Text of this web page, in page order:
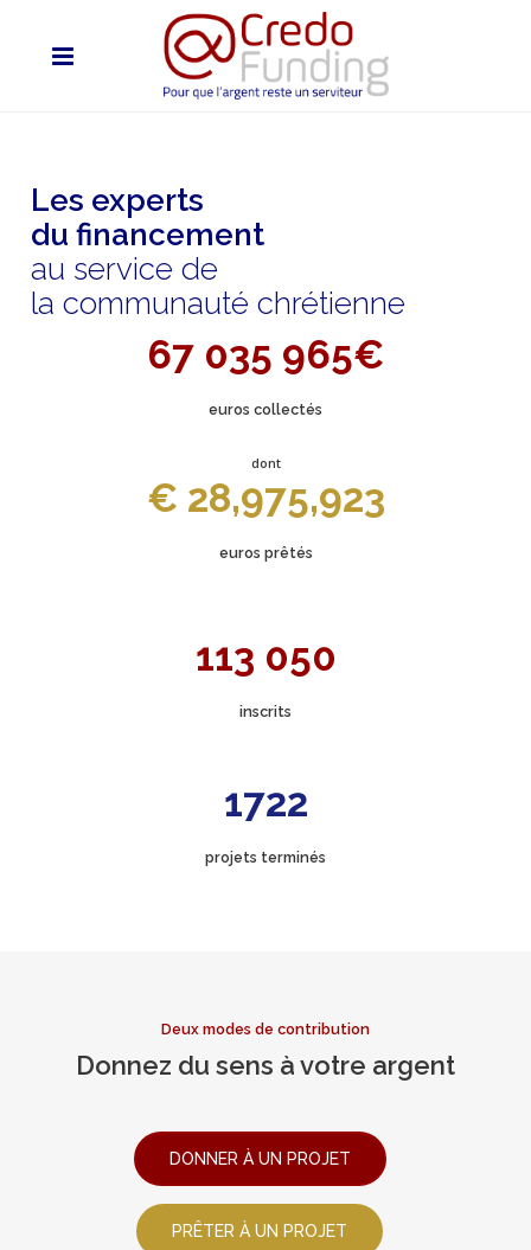
Les experts
du financement
au service de
la communauté chrétienne
67 035 965€
euros collectés
dont
€ 28,975,923
euros prêtés
113 050
inscrits
1722
projets terminés
Deux modes de contribution
Donnez du sens à votre argent
DONNER À UN PROJET
PRÊTER À UN PROJET